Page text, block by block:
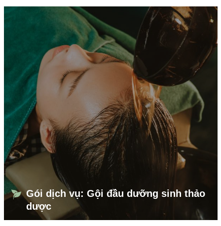
Gói dịch vụ: Gội đầu dưỡng sinh thảo
dược